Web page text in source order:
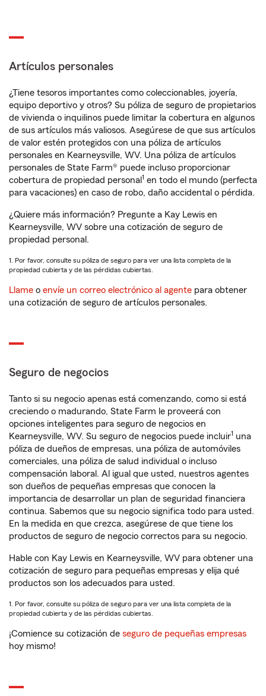
Artículos personales
¿Tiene tesoros importantes como coleccionables, joyería,
equipo deportivo y otros? Su póliza de seguro de propietarios
de vivienda o inquilinos puede limitar la cobertura en algunos
de sus artículos más valiosos. Asegúrese de que sus artículos
de valor estén protegidos con una póliza de artículos
personales en Kearneysville, WV. Una póliza de artículos
personales de State Farm® puede incluso proporcionar
cobertura de propiedad personal 1 en todo el mundo (perfecta
para vacaciones) en caso de robo, daño accidental o pérdida.
¿Quiere más información? Pregunte a Kay Lewis en
Kearneysville, WV sobre una cotización de seguro de
propiedad personal.
1. Por favor, consulte su póliza de seguro para ver una lista completa de la
propiedad cubierta y de las pérdidas cubiertas.
Llame o envíe un correo electrónico al agente para obtener
una cotización de seguro de artículos personales.
Seguro de negocios
Tanto si su negocio apenas está comenzando, como si está
creciendo o madurando, State Farm le proveerá con
opciones inteligentes para seguro de negocios en
Kearneysville, WV. Su seguro de negocios puede incluir1 una
póliza de dueños de empresas, una póliza de automóviles
comerciales, una póliza de salud individual o incluso
compensación laboral. Al igual que usted, nuestros agentes
son dueños de pequeñas empresas que conocen la
importancia de desarrollar un plan de seguridad financiera
continua. Sabemos que su negocio significa todo para usted.
En la medida en que crezca, asegúrese de que tiene los
productos de seguro de negocio correctos para su negocio.
Hable con Kay Lewis en Kearneysville, WV para obtener una
cotización de seguro para pequeñas empresas y elija qué
productos son los adecuados para usted.
1. Por favor, consulte su póliza de seguro para ver una lista completa de la
propiedad cubierta y de las pérdidas cubiertas.
¡Comience su cotización de seguro de pequeñas empresas
hoy mismo!